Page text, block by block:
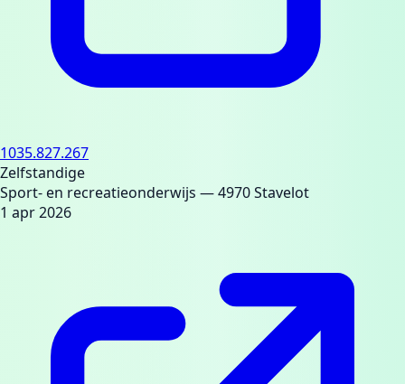
1035.827.267
Zelfstandige
Sport- en recreatieonderwijs — 4970 Stavelot
1 apr 2026